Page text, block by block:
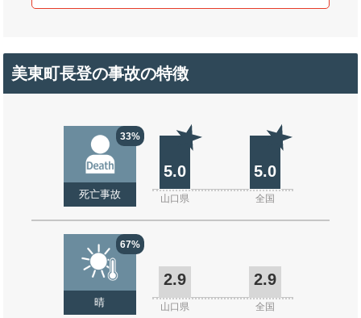
美東町長登の事故の特徴
33%
死亡事故
5.0 5.0
山口県 全国
67%
晴
2.9 2.9
山口県 全国